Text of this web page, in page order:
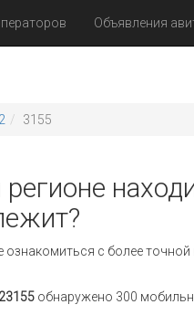
Объявления
3155
с более
обнаружено 300